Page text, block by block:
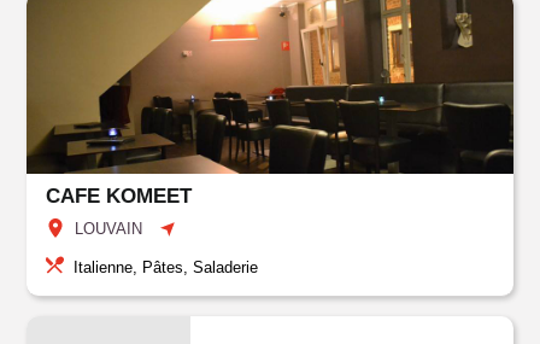
CAFE KOMEET
LOUVAIN
Italienne, Pâtes, Saladerie